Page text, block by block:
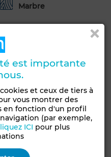
Marbre
est importante
et ceux de tiers à
vous montrer des
en fonction d'un profil
(par exemple,
ICI pour plus